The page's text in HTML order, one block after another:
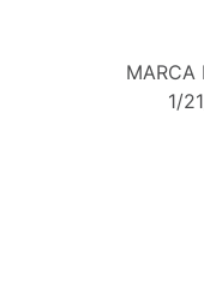
MARCA
1/